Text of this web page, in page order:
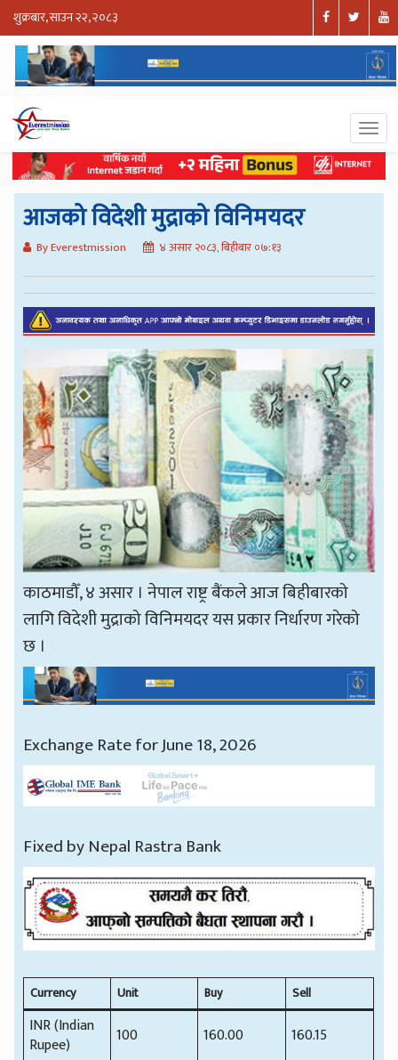
शुक्रबार, साउन २२, २०८३
आजको विदेशी मुद्राको विनिमयदर
By Everestmission ४ असार २०८३, बिहीबार ०७:१३
काठमाडौँ, ४ असार । नेपाल राष्ट्र बैंकले आज बिहीबारको
लागि विदेशी मुद्राको विनिमयदर यस प्रकार निर्धारण गरेको
छ ।
Exchange Rate for June 18, 2026
Fixed by Nepal Rastra Bank
Currency Unit Buy Sell
INR (Indian
Rupee)
100 160.00 160.15